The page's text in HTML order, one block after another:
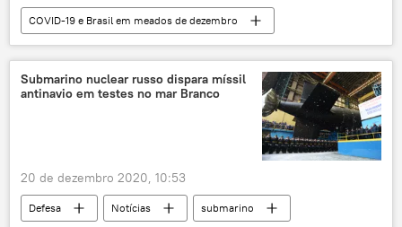
COVID-19 e Brasil em meados de dezembro
Notícias do Brasil
Notícias
COVID-19
Jair Bolsonaro
Submarino nuclear russo dispara míssil
antinavio em testes no mar Branco
20 de dezembro 2020, 10:53
Defesa Notícias
submarino